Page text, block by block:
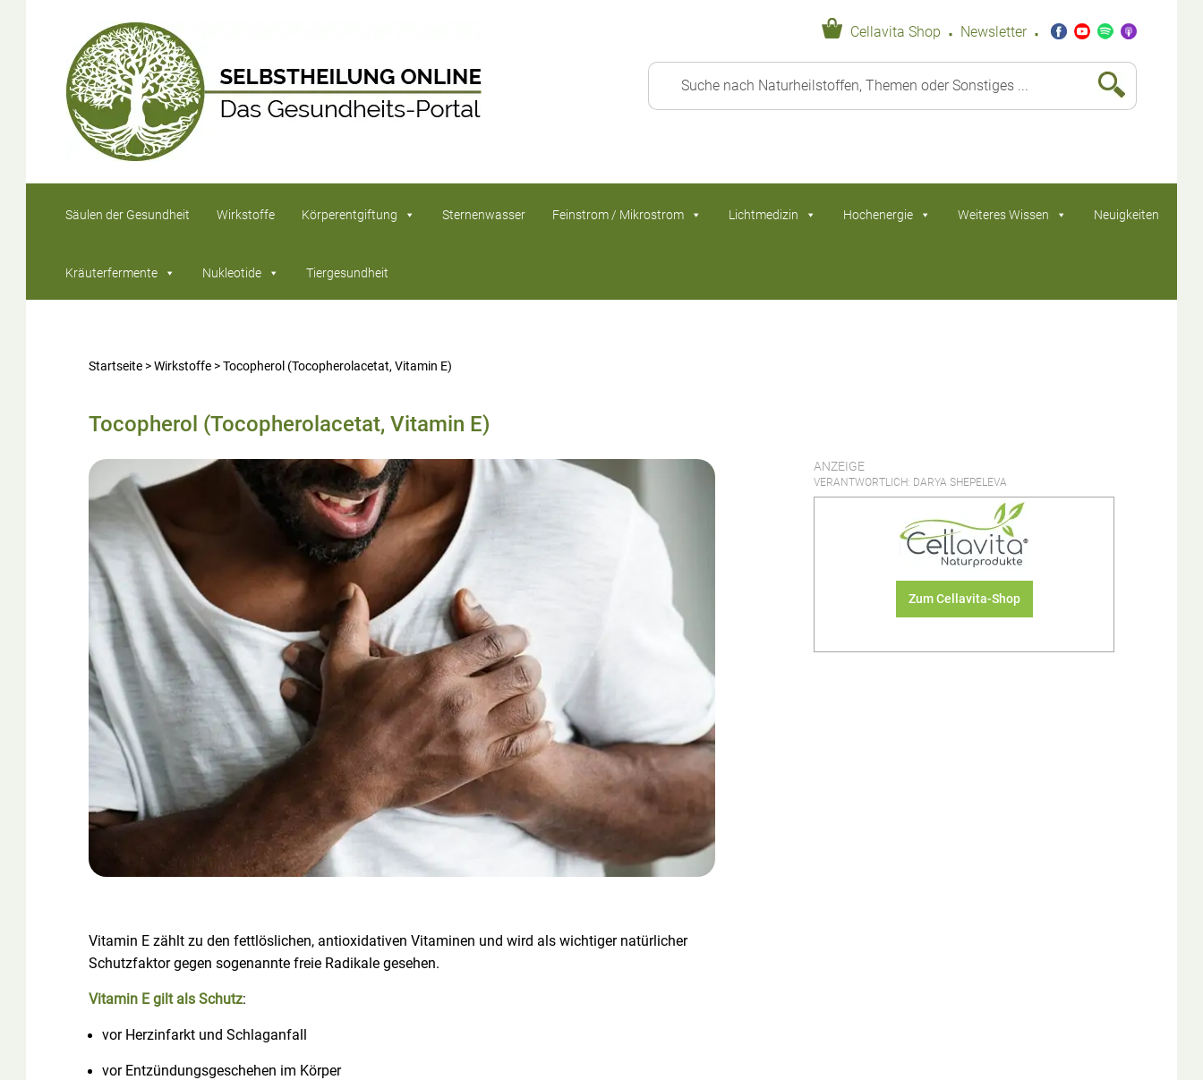
Cellavita Shop · Newsletter ·
Säulen der Gesundheit Wirkstoffe Körperentgiftung Sternenwasser Feinstrom / Mikrostrom Lichtmedizin Hochenergie Weiteres Wissen Neuigkeiten
Kräuterfermente Nukleotide Tiergesundheit
Startseite >Wirkstoffe >Tocopherol (Tocopherolacetat, Vitamin E)
Tocopherol (Tocopherolacetat, Vitamin E)
Vitamin E zählt zu den fettlöslichen, antioxidativen Vitaminen und wird als wichtiger natürlicher
Schutzfaktor gegen sogenannte freie Radikale gesehen.
Vitamin E gilt als Schutz:
vor Herzinfarkt und Schlaganfall
vor Entzündungsgeschehen im Körper
ANZEIGE
VERANTWORTLICH: DARYA SHEPELEVA
Zum Cellavita-Shop